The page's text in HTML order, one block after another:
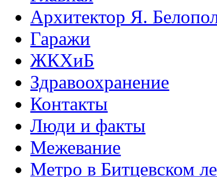
Архитектор Я.
Гаражи
ЖКХиБ
Здравоохранение
Контакты
Люди и факты
Межевание
Метро в Битцевском